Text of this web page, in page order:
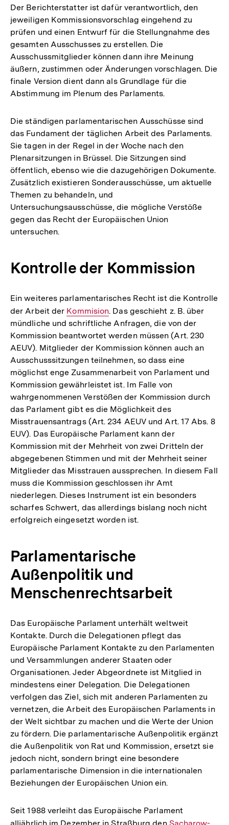
Der Berichterstatter ist dafür verantwortlich, den
jeweiligen Kommissionsvorschlag eingehend zu
prüfen und einen Entwurf für die Stellungnahme des
gesamten Ausschusses zu erstellen. Die
Ausschussmitglieder können dann ihre Meinung
äußern, zustimmen oder Änderungen vorschlagen. Die
finale Version dient dann als Grundlage für die
Abstimmung im Plenum des Parlaments.
Die ständigen parlamentarischen Ausschüsse sind
das Fundament der täglichen Arbeit des Parlaments.
Sie tagen in der Regel in der Woche nach den
Plenarsitzungen in Brüssel. Die Sitzungen sind
öffentlich, ebenso wie die dazugehörigen Dokumente.
Zusätzlich existieren Sonderausschüsse, um aktuelle
Themen zu behandeln, und
Untersuchungsausschüsse, die mögliche Verstöße
gegen das Recht der Europäischen Union
untersuchen.
Kontrolle der Kommission
Ein weiteres parlamentarisches Recht ist die Kontrolle
der Arbeit der Interner
Link:
Kommision. Das geschieht z. B. über
mündliche und schriftliche Anfragen, die von der
Kommission beantwortet werden müssen (Art. 230
AEUV). Mitglieder der Kommission können auch an
Ausschusssitzungen teilnehmen, so dass eine
möglichst enge Zusammenarbeit von Parlament und
Kommission gewährleistet ist. Im Falle von
wahrgenommenen Verstößen der Kommission durch
das Parlament gibt es die Möglichkeit des
Misstrauensantrags (Art. 234 AEUV und Art. 17 Abs. 8
EUV). Das Europäische Parlament kann der
Kommission mit der Mehrheit von zwei Dritteln der
abgegebenen Stimmen und mit der Mehrheit seiner
Mitglieder das Misstrauen aussprechen. In diesem Fall
muss die Kommission geschlossen ihr Amt
niederlegen. Dieses Instrument ist ein besonders
scharfes Schwert, das allerdings bislang noch nicht
erfolgreich eingesetzt worden ist.
Parlamentarische
Außenpolitik und
Menschenrechtsarbeit
Das Europäische Parlament unterhält weltweit
Kontakte. Durch die Delegationen pflegt das
Europäische Parlament Kontakte zu den Parlamenten
und Versammlungen anderer Staaten oder
Organisationen. Jeder Abgeordnete ist Mitglied in
mindestens einer Delegation. Die Delegationen
verfolgen das Ziel, sich mit anderen Parlamenten zu
vernetzen, die Arbeit des Europäischen Parlaments in
der Welt sichtbar zu machen und die Werte der Union
zu fördern. Die parlamentarische Außenpolitik ergänzt
die Außenpolitik von Rat und Kommission, ersetzt sie
jedoch nicht, sondern bringt eine besondere
parlamentarische Dimension in die internationalen
Beziehungen der Europäischen Union ein.
Seit 1988 verleiht das Europäische Parlament